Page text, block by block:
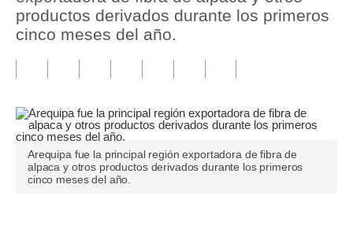
Tu Dinero
Finanzas Personales
Plus G
Opinión
Editorial
productos derivados durante los primeros
cinco meses del año.
Arequipa fue la principal región exportadora de fibra de
alpaca y otros productos derivados durante los primeros
cinco meses del año.